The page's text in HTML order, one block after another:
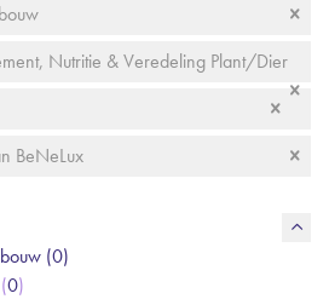
Nutritie & Veredeling Plant/Dier
BeNeLux
(0)
0)